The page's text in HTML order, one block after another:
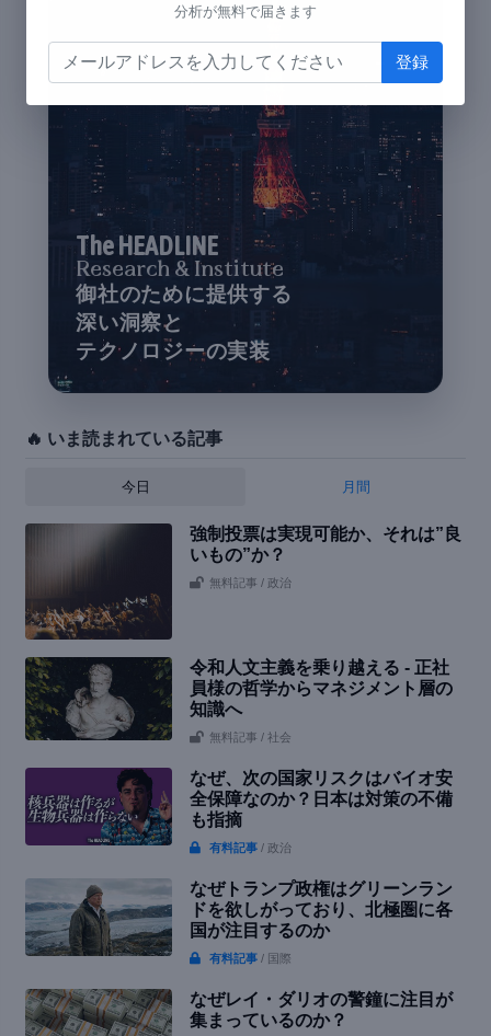
The HEADLINE
Research & Institute
御社のために提供する
深い洞察と
テクノロジーの実装
🔥 いま読まれている記事
今日 月間
強制投票は実現可能か、それは”良
いもの”か？
無料記事 / 政治
令和人文主義を乗り越える - 正社
員様の哲学からマネジメント層の
知識へ
無料記事 / 社会
なぜ、次の国家リスクはバイオ安
全保障なのか？日本は対策の不備
も指摘
有料記事 / 政治
なぜトランプ政権はグリーンラン
ドを欲しがっており、北極圏に各
国が注目するのか
有料記事 / 国際
なぜレイ・ダリオの警鐘に注目が
集まっているのか？
分析が無料で届きます